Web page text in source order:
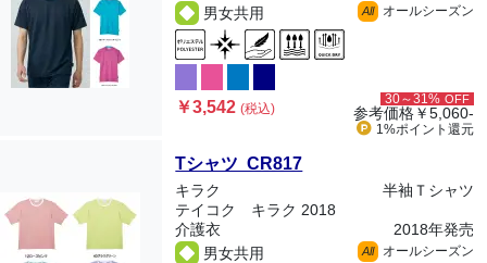
男女共用
All オールシーズン
￥3,542(税込)
30～31% OFF
参考価格￥5,060-
1%ポイント 還元
Tシャツ CR817
キラク
半袖Ｔシャツ
テイコク キラク 2018
介護衣
2018年発売
男女共用
All オールシーズン